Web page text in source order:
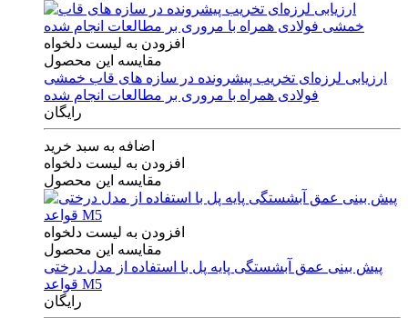
افزودن به لیست دلخواه
مقایسه این محصول
ارزیابی لرزه‌ای تخریب پیشرونده در سازه های قاب خمشی
فولادی همراه با مروری بر مطالعات انجام شده
رایگان
اضافه به سبد خرید
افزودن به لیست دلخواه
مقایسه این محصول
افزودن به لیست دلخواه
مقایسه این محصول
پیش بینی عمق آبشستگی پایه پل با استفاده از مدل درختی
قواعد M5
رایگان